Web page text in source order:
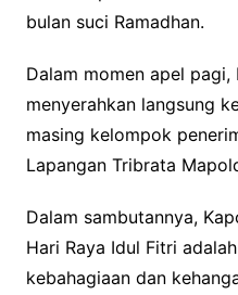
bulan suci Ramadhan.
Dalam momen apel
menyerahkan langsung
masing kelompok
Lapangan Tribrata
Dalam sambutannya,
Hari Raya Idul Fitri
kebahagiaan dan